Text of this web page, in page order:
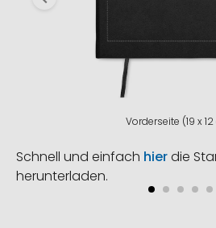
Vorderseite (19 x
Schnell und einfach hierdie
herunterladen.